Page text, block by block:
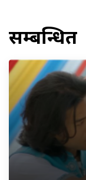
सम्बन्धित